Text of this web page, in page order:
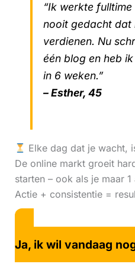
“Ik werkte
nooit gedacht dat
verdienen. Nu
één blog en heb
in 6 weken.”
– Esther, 45
Elke dag dat je wacht,
De online markt groeit
starten – ook als je maar
Actie + consistentie =
Ja, ik wil vandaag